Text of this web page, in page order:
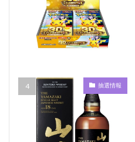
抽選情報